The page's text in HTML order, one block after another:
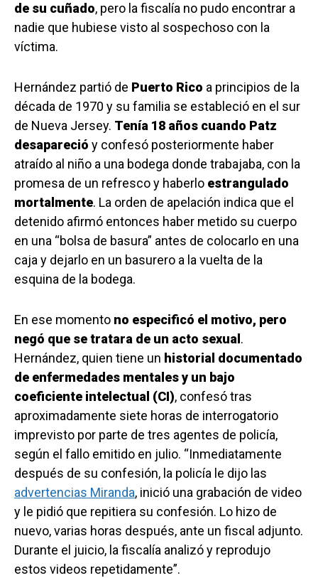
de su cuñado, pero la fiscalía no pudo encontrar a
nadie que hubiese visto al sospechoso con la
víctima.
Hernández partió de Puerto Rico a principios de la
década de 1970 y su familia se estableció en el sur
de Nueva Jersey. Tenía 18 años cuando Patz
desapareció y confesó posteriormente haber
atraído al niño a una bodega donde trabajaba, con la
promesa de un refresco y haberlo estrangulado
mortalmente. La orden de apelación indica que el
detenido afirmó entonces haber metido su cuerpo
en una “bolsa de basura” antes de colocarlo en una
caja y dejarlo en un basurero a la vuelta de la
esquina de la bodega.
En ese momento no especificó el motivo, pero
negó que se tratara de un acto sexual .
Hernández, quien tiene un historial documentado
de enfermedades mentales y un bajo
coeficiente intelectual (CI), confesó tras
aproximadamente siete horas de interrogatorio
imprevisto por parte de tres agentes de policía,
según el fallo emitido en julio. “Inmediatamente
después de su confesión, la policía le dijo las
advertencias Miranda, inició una grabación de video
y le pidió que repitiera su confesión. Lo hizo de
nuevo, varias horas después, ante un fiscal adjunto.
Durante el juicio, la fiscalía analizó y reprodujo
estos videos repetidamente”.